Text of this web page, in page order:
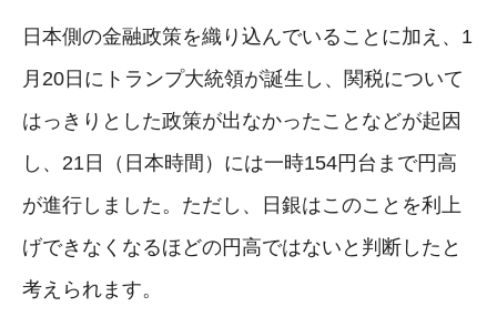
日本側の金融政策を織り込んでいることに加え、1
月20日にトランプ大統領が誕生し、関税について
はっきりとした政策が出なかったことなどが起因
し、21日（日本時間）には一時154円台まで円高
が進行しました。ただし、日銀はこのことを利上
げできなくなるほどの円高ではないと判断したと
考えられます。